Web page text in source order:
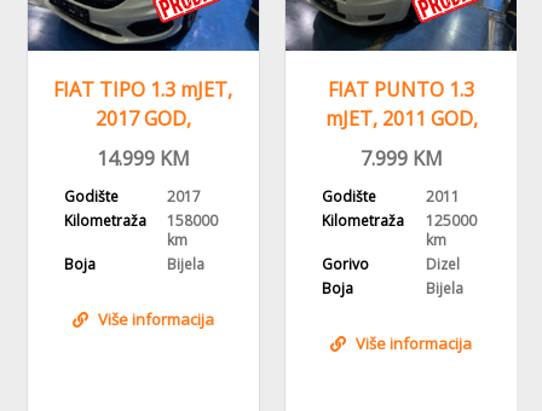
FIAT TIPO 1.3 mJET,
2017 GOD,
PARKING SENZORI,
14.999KM
Godište
2017
Kilometraža
158000
km
Boja
Bijela
Više informacija
FIAT PUNTO 1.3
mJET, 2011 GOD,
ALU FELGE, KLIMA
7.999KM
Godište
2011
Kilometraža
125000
km
Gorivo
Dizel
Boja
Bijela
Više informacija